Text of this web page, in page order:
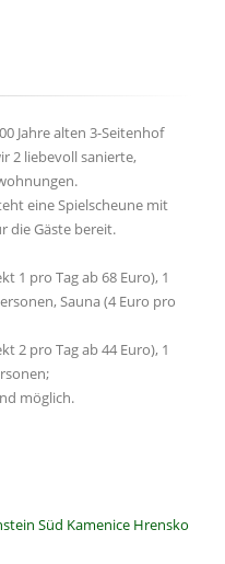
Jahre alten 3-Seitenhof
2 liebevoll sanierte,
eine Spielscheune mit
die Gäste bereit.
1 pro Tag ab 68 Euro), 1
Sauna (4 Euro pro
2 pro Tag ab 44 Euro), 1
möglich.
Süd Kamenice Hrensko